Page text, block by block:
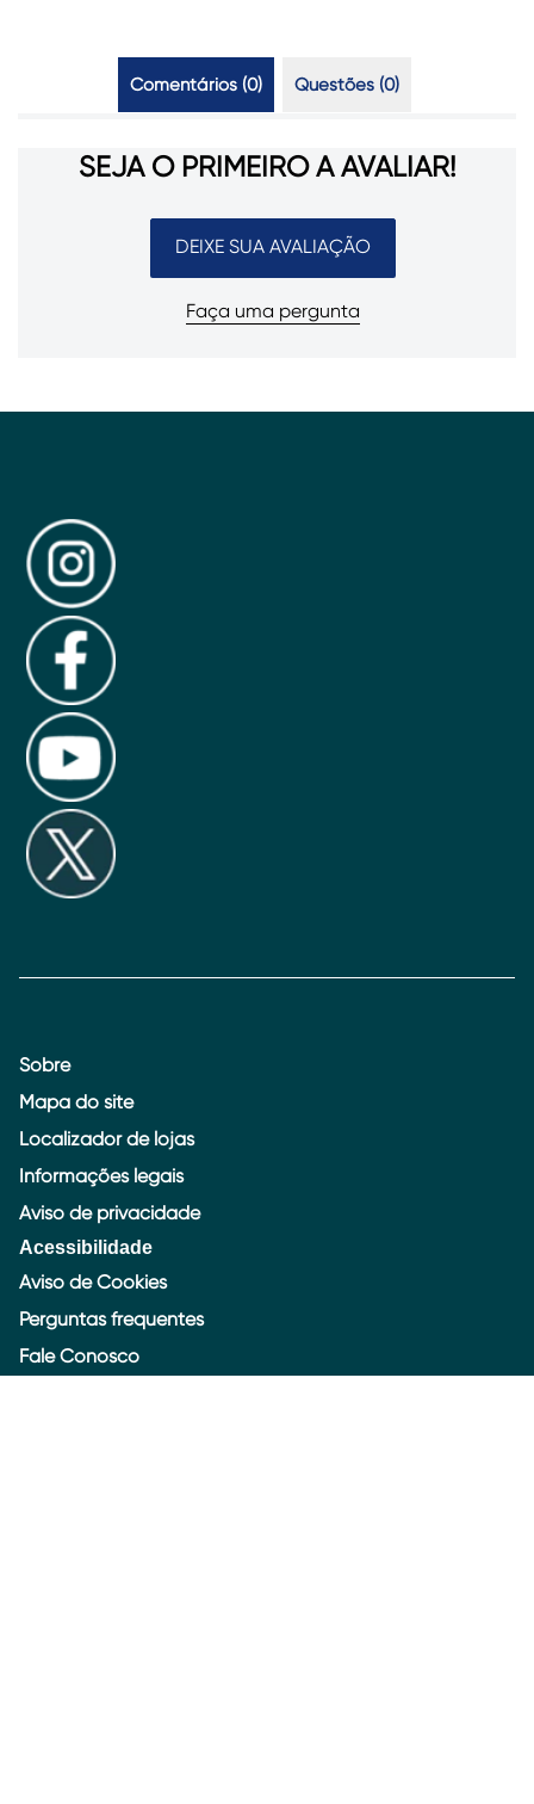
Comentários (0) Questões (0)
SEJA O PRIMEIRO A AVALIAR!
DEIXE SUA AVALIAÇÃO
Faça uma pergunta
Sobre
Mapa do site
Localizador de lojas
Informações legais
Aviso de privacidade
Acessibilidade
Aviso de Cookies
Perguntas frequentes
Fale Conosco